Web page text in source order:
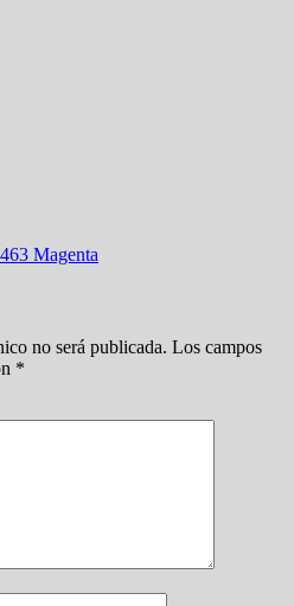
Magenta
no será publicada. Los campos
*